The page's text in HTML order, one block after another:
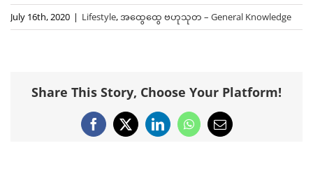
July 16th, 2020 | Lifestyle,အထွေထွေ ဗဟုသုတ – General Knowledge
Share This Story, Choose Your Platform!
Facebook
X LinkedInWhatsApp
Email